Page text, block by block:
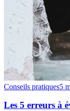
Conseils pratiques5
Les 5 erreurs à